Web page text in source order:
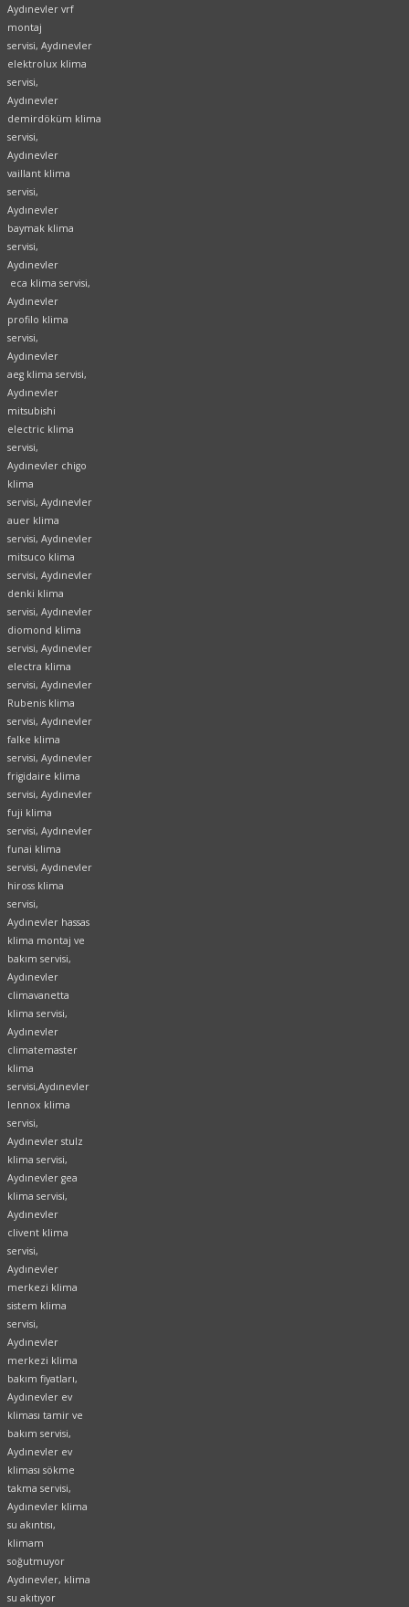
Aydınevler vrf
montaj
servisi, Aydınevler
elektrolux klima
servisi,
Aydınevler
demirdöküm klima
servisi,
Aydınevler
vaillant klima
servisi,
Aydınevler
baymak klima
servisi,
Aydınevler
eca klima servisi,
Aydınevler
profilo klima
servisi,
Aydınevler
aeg klima servisi,
Aydınevler
mitsubishi
electric klima
servisi,
Aydınevler chigo
klima
servisi, Aydınevler
auer klima
servisi, Aydınevler
mitsuco klima
servisi, Aydınevler
denki klima
servisi, Aydınevler
diomond klima
servisi, Aydınevler
electra klima
servisi, Aydınevler
Rubenis klima
servisi, Aydınevler
falke klima
servisi, Aydınevler
frigidaire klima
servisi, Aydınevler
fuji klima
servisi, Aydınevler
funai klima
servisi, Aydınevler
hiross klima
servisi,
Aydınevler hassas
klima montaj ve
bakım servisi,
Aydınevler
climavanetta
klima servisi,
Aydınevler
climatemaster
klima
servisi,Aydınevler
lennox klima
servisi,
Aydınevler stulz
klima servisi,
Aydınevler gea
klima servisi,
Aydınevler
clivent klima
servisi,
Aydınevler
merkezi klima
sistem klima
servisi,
Aydınevler
merkezi klima
bakım fiyatları,
Aydınevler ev
kliması tamir ve
bakım servisi,
Aydınevler ev
kliması sökme
takma servisi,
Aydınevler klima
su akıntısı,
klimam
soğutmuyor
Aydınevler, klima
su akıtıyor